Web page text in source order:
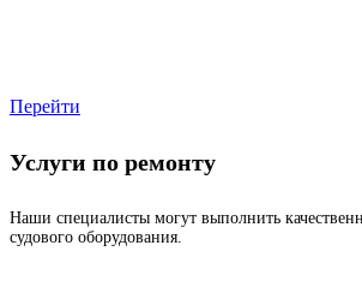
Перейти
Услуги по ремонту
Наши специалисты могут выполнить
судового оборудования.